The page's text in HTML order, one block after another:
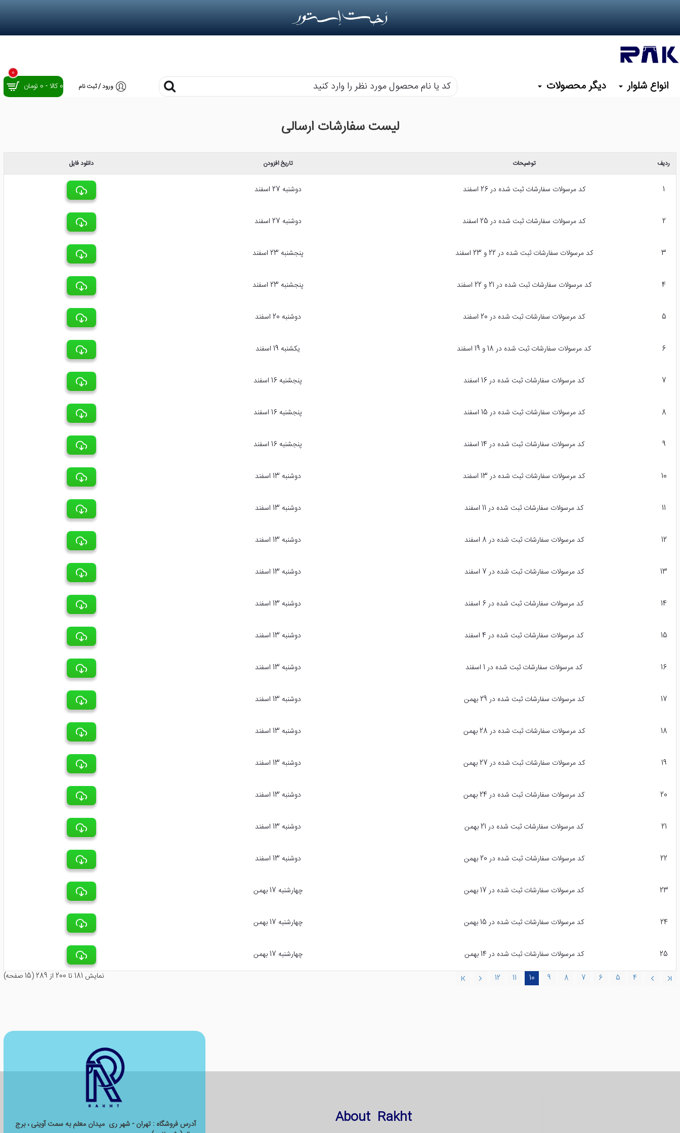
انواع شلوار دیگر محصولات
کد
را
کنید
ورود / ثبت نام 0 کالا - 0 تومان
0
لیست سفارشات ارسالی
ردیف توضیحات تاریخ افزودن دانلود فایل
1 کد مرسولات سفارشات ثبت شده در 26 اسفند دوشنبه 27 اسفند
2 کد مرسولات سفارشات ثبت شده در 25 اسفند دوشنبه 27 اسفند
3 کد مرسولات سفارشات ثبت شده در 22 و 23 اسفند پنجشنبه 23 اسفند
4 کد مرسولات سفارشات ثبت شده در 21 و 22 اسفند پنجشنبه 23 اسفند
5 کد مرسولات سفارشات ثبت شده در 20 اسفند دوشنبه 20 اسفند
6 کد مرسولات سفارشات ثبت شده در 18 و 19 اسفند یکشنبه 19 اسفند
7 کد مرسولات سفارشات ثبت شده در 16 اسفند پنجشنبه 16 اسفند
8 کد مرسولات سفارشات ثبت شده در 15 اسفند پنجشنبه 16 اسفند
9 کد مرسولات سفارشات ثبت شده در 14 اسفند پنجشنبه 16 اسفند
10 کد مرسولات سفارشات ثبت شده در 13 اسفند دوشنبه 13 اسفند
11 کد مرسولات سفارشات ثبت شده در 11 اسفند دوشنبه 13 اسفند
12 کد مرسولات سفارشات ثبت شده در 8 اسفند دوشنبه 13 اسفند
13 کد مرسولات سفارشات ثبت شده در 7 اسفند دوشنبه 13 اسفند
14 کد مرسولات سفارشات ثبت شده در 6 اسفند دوشنبه 13 اسفند
15 کد مرسولات سفارشات ثبت شده در 4 اسفند دوشنبه 13 اسفند
16 کد مرسولات سفارشات ثبت شده در 1 اسفند دوشنبه 13 اسفند
17 کد مرسولات سفارشات ثبت شده در 29 بهمن دوشنبه 13 اسفند
18 کد مرسولات سفارشات ثبت شده در 28 بهمن دوشنبه 13 اسفند
19 کد مرسولات سفارشات ثبت شده در 27 بهمن دوشنبه 13 اسفند
20 کد مرسولات سفارشات ثبت شده در 24 بهمن دوشنبه 13 اسفند
21 کد مرسولات سفارشات ثبت شده در 21 بهمن دوشنبه 13 اسفند
22 کد مرسولات سفارشات ثبت شده در 20 بهمن دوشنبه 13 اسفند
23 کد مرسولات سفارشات ثبت شده در 17 بهمن چهارشنبه 17 بهمن
24 کد مرسولات سفارشات ثبت شده در 15 بهمن چهارشنبه 17 بهمن
25 کد مرسولات سفارشات ثبت شده در 14 بهمن
چهارشنبه 17 بهمن
4
5
6
7
8
9
10
11
12 نمايش 181 تا 200 از 289 (15 صفحه)
About Rakht
آدرس فروشگاه : تهران - شهر ری میدان معلم به سمت آوینی ، برج